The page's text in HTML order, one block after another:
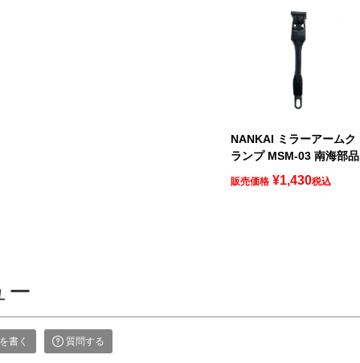
NANKAI ミラーアームク
ランプ MSM-03 南海部品
販売価格 ¥1,430税込
ー
書く 質問する